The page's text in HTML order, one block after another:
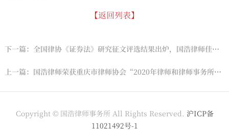
【返回列表】
下一篇：全国律协《证券法》研究征文评选结果出炉，国浩律师佳绩连连！
上一篇：国浩律师荣获重庆市律师协会“2020年律师和律师事务所年度大奖”多项荣誉
Copyright © 国浩律师事务所 All Rights Reserved. 沪ICP备
11021492号-1